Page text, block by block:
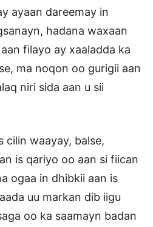
ayaan dareemay in
hadana waxaan
filayo ay xaaladda ka
ma noqon oo gurigii aan
niri sida aan u sii
cilin waayay, balse,
is qariyo oo aan si fiican
ogaa in dhibkii aan is
uu markan dib iigu
oo ka saamayn badan